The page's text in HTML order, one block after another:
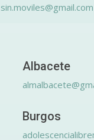
Albacete
Burgos